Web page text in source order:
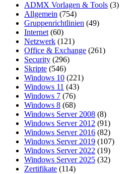
ADMX Vorlagen & Tools (3)
Allgemein (754)
Gruppenrichtlinien (49)
Internet (60)
Netzwerk (121)
Office & Exchange (261)
Security (296)
Skripte (546)
Windows 10 (221)
Windows 11 (43)
Windows 7 (76)
Windows 8 (68)
Windows Server 2008 (8)
Windows Server 2012 (91)
Windows Server 2016 (82)
Windows Server 2019 (107)
Windows Server 2022 (19)
Windows Server 2025 (32)
Zertifikate (114)